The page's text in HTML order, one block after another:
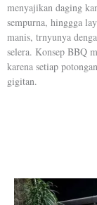
menyajikan daging
sempurna, hinggga
manis, trnyunya
selera. Konsep BBQ
karena setiap
gigitan.